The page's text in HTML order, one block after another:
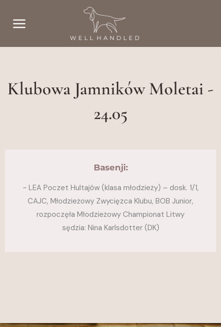
Klubowa Jamników Moletai -
24.05
Basenji:
~ LEA Poczet Hultajów (klasa młodzieży) – dosk. 1/1,
CAJC, Młodzieżowy Zwycięzca Klubu, BOB Junior,
rozpoczęła Młodzieżowy Championat Litwy
sędzia: Nina Karlsdotter (DK)